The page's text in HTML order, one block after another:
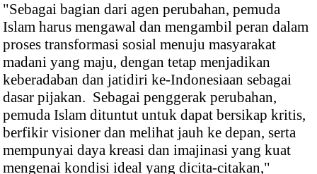
"Sebagai bagian dari agen perubahan, pemuda
Islam harus mengawal dan mengambil peran dalam
proses transformasi sosial menuju masyarakat
madani yang maju, dengan tetap menjadikan
keberadaban dan jatidiri ke-Indonesiaan sebagai
dasar pijakan. Sebagai penggerak perubahan,
pemuda Islam dituntut untuk dapat bersikap kritis,
berfikir visioner dan melihat jauh ke depan, serta
mempunyai daya kreasi dan imajinasi yang kuat
mengenai kondisi ideal yang dicita-citakan,"